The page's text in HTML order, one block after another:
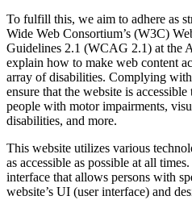
To fulfill this, we aim to adhere as
Wide Web Consortium’s (W3C)
Guidelines 2.1 (WCAG 2.1) at the
explain how to make web content
array of disabilities. Complying
ensure that the website is
people with motor impairments,
disabilities, and more.
This website utilizes various
as accessible as possible at all
interface that allows persons with
website’s UI (user interface) and